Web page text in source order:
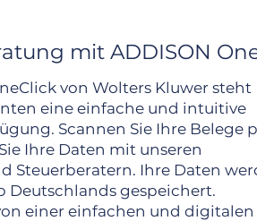
mit ADDISON
von Wolters Kluwer steht
eine einfache und intuitive
Scannen Sie Ihre Belege
Ihre Daten mit unseren
Steuerberatern. Ihre Daten
Deutschlands gespeichert.
einer einfachen und digitalen